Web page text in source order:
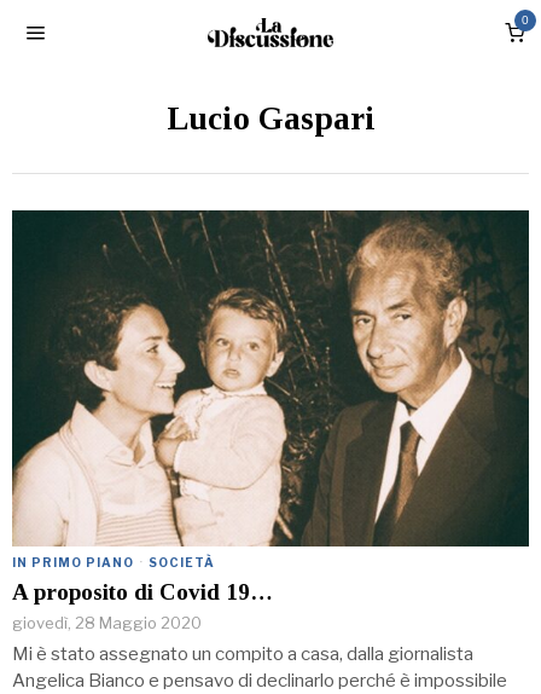
0
Lucio Gaspari
IN PRIMO PIANO · SOCIETÀ
A proposito di Covid 19…
giovedì, 28 Maggio 2020
Mi è stato assegnato un compito a casa, dalla giornalista
Angelica Bianco e pensavo di declinarlo perché è impossibile